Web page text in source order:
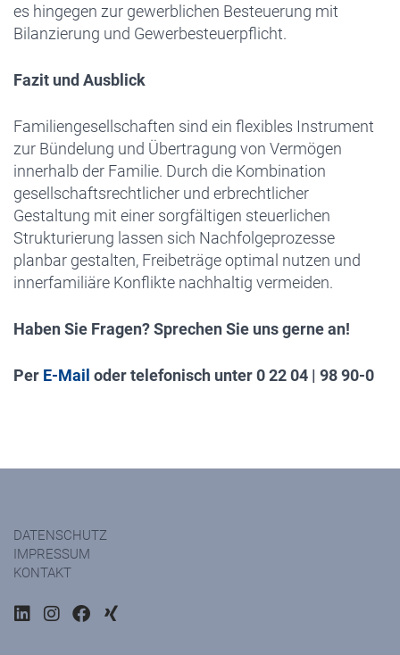
es hingegen zur gewerblichen Besteuerung mit
Bilanzierung und Gewerbesteuerpflicht.
Fazit und Ausblick
Familiengesellschaften sind ein flexibles Instrument
zur Bündelung und Übertragung von Vermögen
innerhalb der Familie. Durch die Kombination
gesellschaftsrechtlicher und erbrechtlicher
Gestaltung mit einer sorgfältigen steuerlichen
Strukturierung lassen sich Nachfolgeprozesse
planbar gestalten, Freibeträge optimal nutzen und
innerfamiliäre Konflikte nachhaltig vermeiden.
Haben Sie Fragen? Sprechen Sie unsgerne an!
Per E-Mail oder telefonisch unter 0 22 04 | 98 90-0
DATENSCHUTZ
IMPRESSUM
KONTAKT